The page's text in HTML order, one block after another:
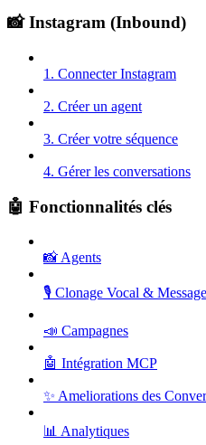
📸 Instagram (Inbound)
1. Connecter Instagram
2. Créer un agent
3. Créer votre séquence
4. Gérer les conversations
🤖 Fonctionnalités clés
📸 Agents
🎙️ Clonage Vocal &
📣 Campagnes
🤖 Intégration MCP
✨ Ameliorations des
📊 Analytiques